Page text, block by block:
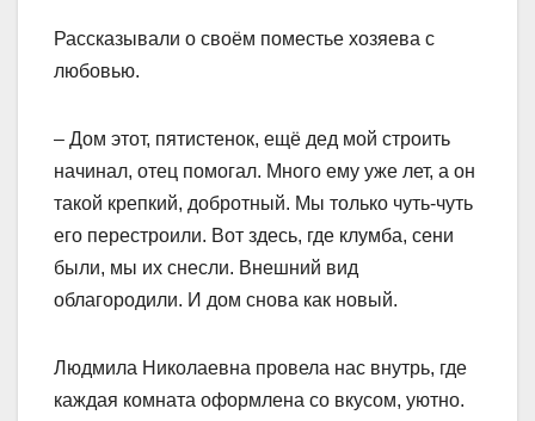
Рассказывали о своём поместье хозяева с
любовью.
– Дом этот, пятистенок, ещё дед мой строить
начинал, отец помогал. Много ему уже лет, а он
такой крепкий, добротный. Мы только чуть-чуть
его перестроили. Вот здесь, где клумба, сени
были, мы их снесли. Внешний вид
облагородили. И дом снова как новый.
Людмила Николаевна провела нас внутрь, где
каждая комната оформлена со вкусом, уютно.